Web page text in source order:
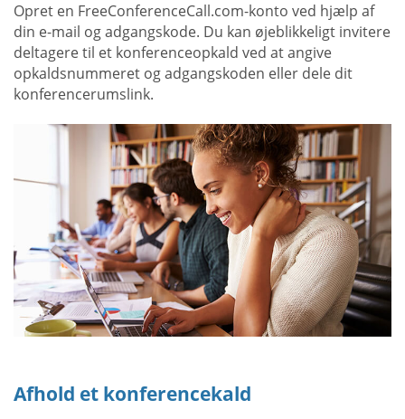
Opret en FreeConferenceCall.com-konto ved hjælp af
din e-mail og adgangskode. Du kan øjeblikkeligt invitere
deltagere til et konferenceopkald ved at angive
opkaldsnummeret og adgangskoden eller dele dit
konferencerumslink.
Afhold et konferencekald